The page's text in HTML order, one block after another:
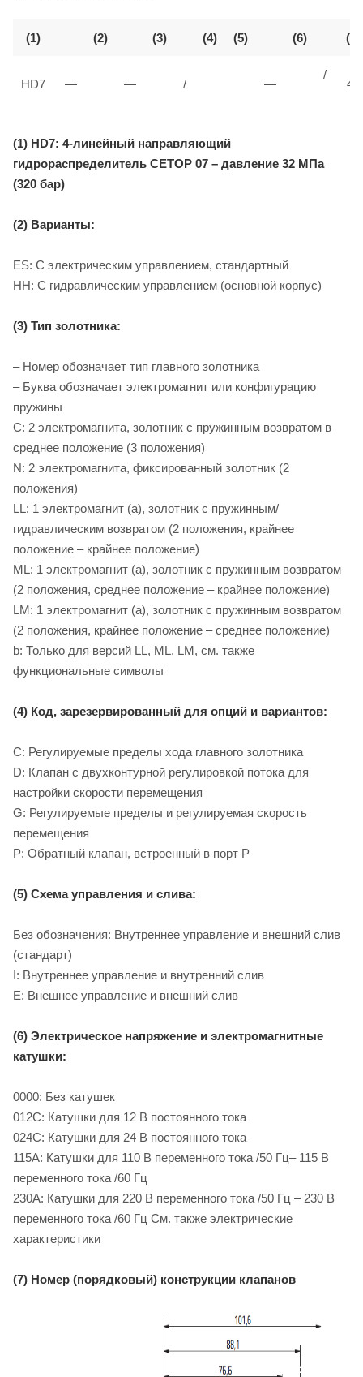
(1) (2) (3) (4) (5) (6) (7)
HD7 — — / —
/
40
(1) HD7: 4-линейный направляющий
гидрораспределитель CETOP 07 – давление 32 МПа
(320 бар)
(2) Варианты:
ES: С электрическим управлением, стандартный
HH: С гидравлическим управлением (основной корпус)
(3) Тип золотника:
– Номер обозначает тип главного золотника
– Буква обозначает электромагнит или конфигурацию
пружины
C: 2 электромагнита, золотник с пружинным возвратом в
среднее положение (3 положения)
N: 2 электромагнита, фиксированный золотник (2
положения)
LL: 1 электромагнит (a), золотник с пружинным/
гидравлическим возвратом (2 положения, крайнее
положение – крайнее положение)
ML: 1 электромагнит (a), золотник с пружинным возвратом
(2 положения, среднее положение – крайнее положение)
LM: 1 электромагнит (a), золотник с пружинным возвратом
(2 положения, крайнее положение – среднее положение)
b: Только для версий LL, ML, LM, см. также
функциональные символы
(4) Код, зарезервированный для опций и вариантов:
C: Регулируемые пределы хода главного золотника
D: Клапан с двухконтурной регулировкой потока для
настройки скорости перемещения
G: Регулируемые пределы и регулируемая скорость
перемещения
P: Обратный клапан, встроенный в порт P
(5) Схема управления и слива:
Без обозначения: Внутреннее управление и внешний слив
(стандарт)
I: Внутреннее управление и внутренний слив
E: Внешнее управление и внешний слив
(6) Электрическое напряжение и электромагнитные
катушки:
0000: Без катушек
012C: Катушки для 12 B постоянного тока
024C: Катушки для 24 B постоянного тока
115A: Катушки для 110 B переменного тока /50 Гц– 115 B
переменного тока /60 Гц
230A: Катушки для 220 B переменного тока /50 Гц – 230 B
переменного тока /60 Гц См. также электрические
характеристики
(7) Номер (порядковый) конструкции клапанов